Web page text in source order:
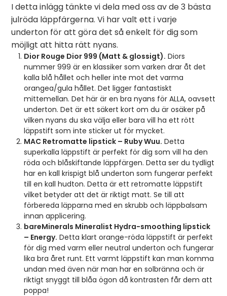
I detta inlägg tänkte vi dela med oss av de 3 bästa
julröda läppfärgerna. Vi har valt ett i varje
underton för att göra det så enkelt för dig som
möjligt att hitta rätt nyans.
Dior Rouge Dior 999 (Matt & glossigt). Diors
nummer 999 är en klassiker som varken drar åt det
kalla blå hållet och heller inte mot det varma
orangea/gula hållet. Det ligger fantastiskt
mittemellan. Det här är en bra nyans för ALLA, oavsett
underton. Det är ett säkert kort om du är osäker på
vilken nyans du ska välja eller bara vill ha ett rött
läppstift som inte sticker ut för mycket.
MAC Retromatte lipstick – Ruby Wuu. Detta
superkalla läppstift är perfekt för dig som vill ha den
röda och blåskiftande läppfärgen. Detta ser du tydligt
har en kall krispigt blå underton som fungerar perfekt
till en kall hudton. Detta är ett retromatte läppstift
vilket betyder att det är riktigt matt. Se till att
förbereda läpparna med en skrubb och läppbalsam
innan applicering.
bareMinerals Mineralist Hydra-smoothing lipstick
– Energy. Detta klart orange-röda läppstift är perfekt
för dig med varm eller neutral underton och fungerar
lika bra året runt. Ett varmt läppstift kan man komma
undan med även när man har en solbränna och är
riktigt snyggt till blåa ögon då kontrasten får dem att
poppa!